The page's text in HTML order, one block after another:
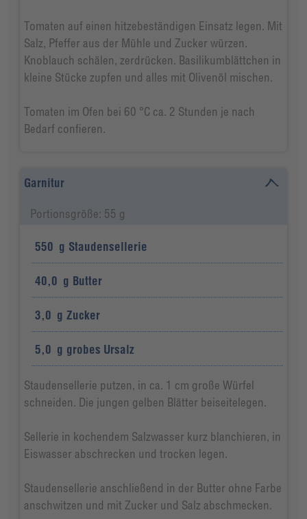
Tomaten auf einen hitzebeständigen Einsatz legen. Mit
Salz, Pfeffer aus der Mühle und Zucker würzen.
Knoblauch schälen, zerdrücken. Basilikumblättchen in
kleine Stücke zupfen und alles mit Olivenöl mischen.
Tomaten im Ofen bei 60 °C ca. 2 Stunden je nach
Bedarf confieren.
Garnitur
Portionsgröße: 55 g
550 g Staudensellerie
40,0 g Butter
3,0 g Zucker
5,0 g grobes Ursalz
Staudensellerie putzen, in ca. 1 cm große Würfel
schneiden. Die jungen gelben Blätter beiseitelegen.
Sellerie in kochendem Salzwasser kurz blanchieren, in
Eiswasser abschrecken und trocken legen.
Staudensellerie anschließend in der Butter ohne Farbe
anschwitzen und mit Zucker und Salz abschmecken.